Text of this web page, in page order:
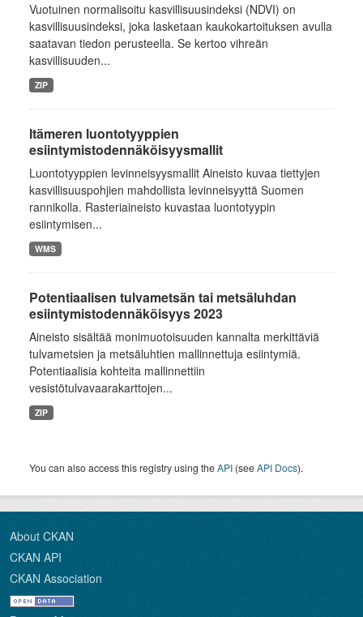
Vuotuinen normalisoitu kasvillisuusindeksi (NDVI) on
kasvillisuusindeksi, joka lasketaan kaukokartoituksen avulla
saatavan tiedon perusteella. Se kertoo vihreän
kasvillisuuden...
ZIP
Itämeren luontotyyppien
esiintymistodennäköisyysmallit
Luontotyyppien levinneisyysmallit Aineisto kuvaa tiettyjen
kasvillisuuspohjien mahdollista levinneisyyttä Suomen
rannikolla. Rasteriaineisto kuvastaa luontotyypin
esiintymisen...
WMS
Potentiaalisen tulvametsän tai metsäluhdan
esiintymistodennäköisyys 2023
Aineisto sisältää monimuotoisuuden kannalta merkittäviä
tulvametsien ja metsäluhtien mallinnettuja esiintymiä.
Potentiaalisia kohteita mallinnettiin
vesistötulvavaarakarttojen...
ZIP
You can also access this registry using theAPI (seeAPI Docs).
About CKAN
CKAN API
CKAN Association